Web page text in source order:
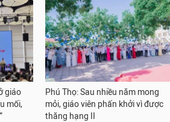
giáo
mối,
Phú Thọ: Sau nhiều năm mong
mỏi, giáo viên phấn khởi vì được
thăng hạng II